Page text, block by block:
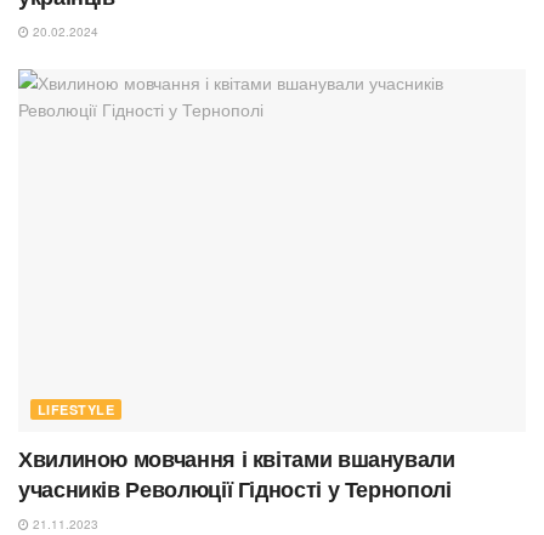
20.02.2024
LIFESTYLE
Хвилиною мовчання і квітами вшанували
учасників Революції Гідності у Тернополі
21.11.2023